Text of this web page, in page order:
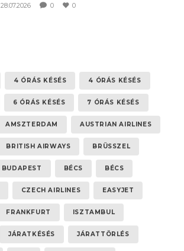
28.07.2026 0 0
4 ÓRÁS KÉSÉS 4 ÓRÁS KÉSÉS
6 ÓRÁS KÉSÉS 7 ÓRÁS KÉSÉS
AMSZTERDAM AUSTRIAN AIRLINES
BRITISH AIRWAYS BRÜSSZEL
BUDAPEST BÉCS BÉCS
CZECH AIRLINES EASYJET
FRANKFURT ISZTAMBUL
JÁRATKÉSÉS JÁRATTÖRLÉS